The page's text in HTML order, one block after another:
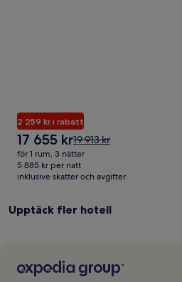
2 259 kr i rabatt
Priset
är
17 655 kr
17 655 krPriset
var
19 913 kr,
se
information
om
19 913 kr
för 1 rum, 3 nätter
5 885 kr per natt
inklusive skatter och avgifter
Upptäck fler hotell